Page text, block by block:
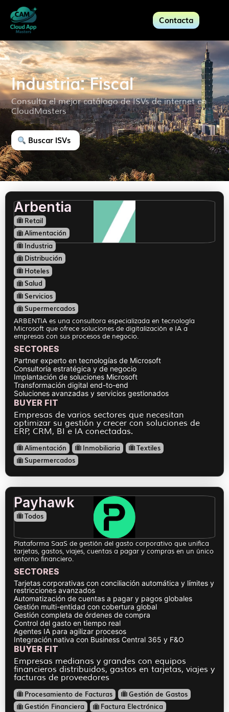
Contacta
Industria: Fiscal
Consulta el mejor catálogo de ISVs de internet en
CloudMasters
Buscar ISVs
Arbentia
Retail
Alimentación
Industria
Distribución
Hoteles
Salud
Servicios
Supermercados
ARBENTIA es una consultora especializada en tecnología
Microsoft que ofrece soluciones de digitalización e IA a
empresas con sus procesos de negocio.
SECTORES
Partner experto en tecnologías de Microsoft
Consultoría estratégica y de negocio
Implantación de soluciones Microsoft
Transformación digital end-to-end
Soluciones avanzadas y servicios gestionados
BUYER FIT
Empresas de varios sectores que necesitan
optimizar su gestión y crecer con soluciones de
ERP, CRM, BI e IA conectadas.
Alimentación Inmobiliaria
Textiles
Supermercados
Payhawk
Todos
Plataforma SaaS de gestión del gasto corporativo que unifica
tarjetas, gastos, viajes, cuentas a pagar y compras en un único
entorno financiero.
SECTORES
Tarjetas corporativas con conciliación automática y límites y
restricciones avanzados
Automatización de cuentas a pagar y pagos globales
Gestión multi-entidad con cobertura global
Gestión completa de órdenes de compra
Control del gasto en tiempo real
Agentes IA para agilizar procesos
Integración nativa con Business Central 365 y F&O
BUYER FIT
Empresas medianas y grandes con equipos
financieros distribuidos, gastos en tarjetas, viajes y
facturas de proveedores
Procesamiento de Facturas
Gestión de Gastos
Gestión Financiera
Factura Electrónica